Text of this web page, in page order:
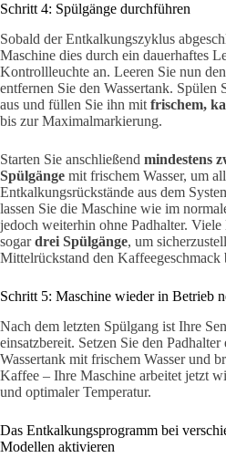
Schritt 4: Spülgänge durchführen
Sobald der Entkalkungszyklus
Maschine dies durch ein dauerhaftes
Kontrollleuchte an. Leeren Sie nun
entfernen Sie den Wassertank. Spülen
aus und füllen Sie ihn mit frischem,
bis zur Maximalmarkierung.
Starten Sie anschließend mindestens
Spülgänge mit frischem Wasser, um
Entkalkungsrückstände aus dem
lassen Sie die Maschine wie im
jedoch weiterhin ohne Padhalter. Viele
sogardrei Spülgänge, um
Mittelrückstand den Kaffeegeschmack
Schritt 5: Maschine wieder in Betrieb
Nach dem letzten Spülgang ist Ihre
einsatzbereit. Setzen Sie den
Wassertank mit frischem Wasser und
Kaffee – Ihre Maschine arbeitet jetzt
und optimaler Temperatur.
Das Entkalkungsprogramm bei
Modellen aktivieren